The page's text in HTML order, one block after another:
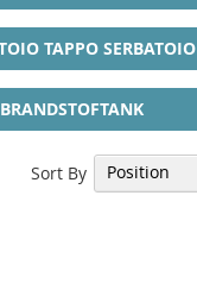
TAPPO SERBATOIO
BRANDSTOFTANK
Sort By